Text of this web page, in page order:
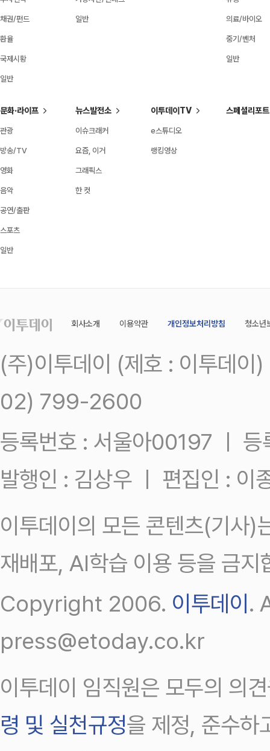
채권/펀드
환율
국제시황
일반
일반 의료/바이오
중기/벤처
일반
문화·라이프
관광
방송/TV
영화
음악
공연/출판
스포츠
일반
뉴스발전소
이슈크래커
요즘, 이거
그래픽스
한 컷
이투데이TV
e스튜디오
랭킹영상
스페셜리포트
회사소개 이용약관 개인정보처리방침 청소년
(주)이투데이 (제호 : 이투데
02) 799-2600
등록번호 : 서울아00197 ㅣ
발행인 : 김상우 ㅣ 편집인 : 이
이투데이의 모든 콘텐츠(기사)
재배포, AI학습 이용 등을 금지
Copyright 2006. 이투데이.
press@etoday.co.kr
이투데이 임직원은 모두의 의
령 및 실천규정을 제정, 준수하